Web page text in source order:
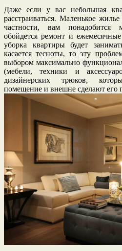
Даже если у вас небольшая
расстраиваться. Маленькое
частности, вам понадобится
обойдется ремонт и
уборка квартиры будет
касается тесноты, то эту
выбором максимально
(мебели, техники и
дизайнерских трюков,
помещение и внешне сделают его